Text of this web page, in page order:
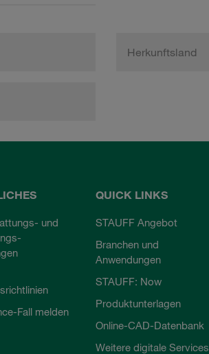
Herkunftsland
und
Fall melden
QUICK LINKS
STAUFF Angebot
Branchen und
Anwendungen
STAUFF: Now
Produktunterlagen
Online-CAD-Datenbank
Weitere digitale Services